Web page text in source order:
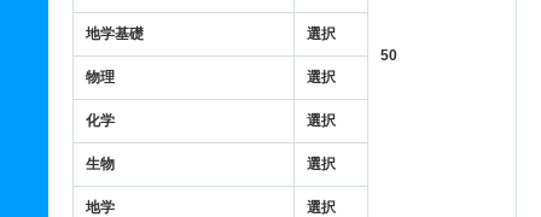
50
地学基礎 選択
物理 選択
化学 選択
生物 選択
地学 選択